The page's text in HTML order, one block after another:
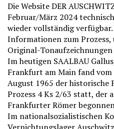
Die Website DER
Februar/März 2024
wieder vollständig
Informationen zum Prozess,
Original-Tonaufzeichnungen
Im heutigen SAALBAU
Frankfurt am Main fand
August 1965 der
Prozess 4 Ks 2/63 statt, der
Frankfurter Römer
Im nationalsozialistischen